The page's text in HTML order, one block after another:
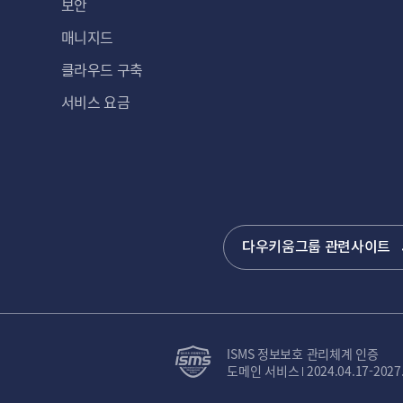
보안
매니지드
클라우드 구축
서비스 요금
다우키움그룹 관련사이트
ISMS 정보보호 관리체계 인증
도메인 서비스 2024.04.17-